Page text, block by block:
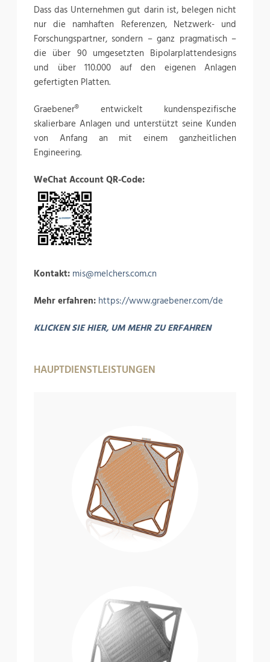
Dass das Unternehmen gut darin ist, belegen nicht
nur die namhaften Referenzen, Netzwerk- und
Forschungspartner, sondern – ganz pragmatisch –
die über 90 umgesetzten Bipolarplattendesigns
und über 110.000 auf den eigenen Anlagen
gefertigten Platten.
Graebener® entwickelt kundenspezifische
skalierbare Anlagen und unterstützt seine Kunden
von Anfang an mit einem ganzheitlichen
Engineering.
WeChat Account QR-Code:
Kontakt: mis@melchers.com.cn
Mehr erfahren: https://www.graebener.com/de
KLICKEN SIE HIER, UM MEHR ZU ERFAHREN
HAUPTDIENSTLEISTUNGEN